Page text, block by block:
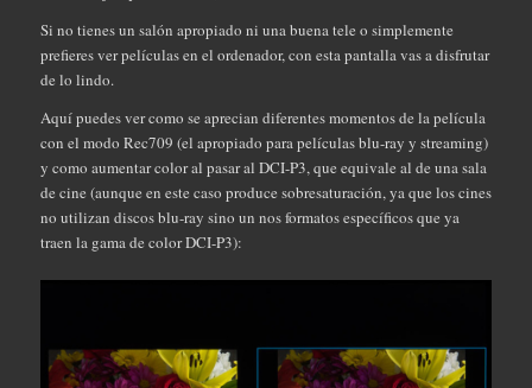
Si no tienes un salón apropiado ni una buena tele o simplemente
prefieres ver películas en el ordenador, con esta pantalla vas a disfrutar
de lo lindo.
Aquí puedes ver como se aprecian diferentes momentos de la película
con el modo Rec709 (el apropiado para películas blu-ray y streaming)
y como aumentar color al pasar al DCI-P3, que equivale al de una sala
de cine (aunque en este caso produce sobresaturación, ya que los cines
no utilizan discos blu-ray sino un nos formatos específicos que ya
traen la gama de color DCI-P3):